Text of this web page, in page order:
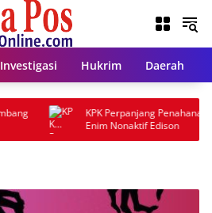
Investigasi Hukrim Daerah
KPK Perpanjang Penahanan Bupati
Enim Nonaktif Edison